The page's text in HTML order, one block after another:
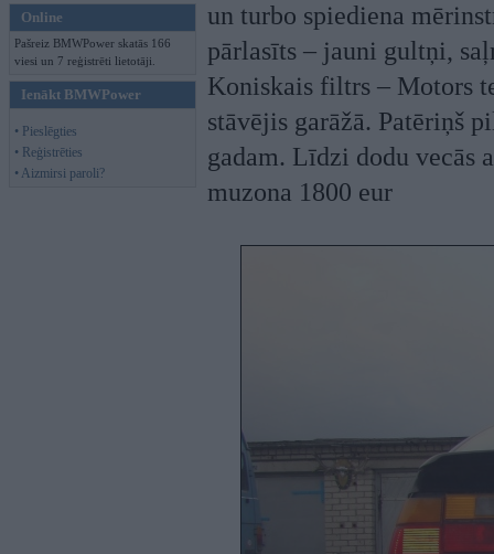
Online
Pašreiz BMWPower skatās 166
viesi un 7 reģistrēti lietotāji.
Ienākt BMWPower
• Pieslēgties
• Reģistrēties
• Aizmirsi paroli?
un turbo spiediena
pārlasīts – jauni gultņi,
Koniskais filtrs – Motors
stāvējis garāžā. Patēriņš
gadam. Līdzi dodu vecās
muzona 1800 eur